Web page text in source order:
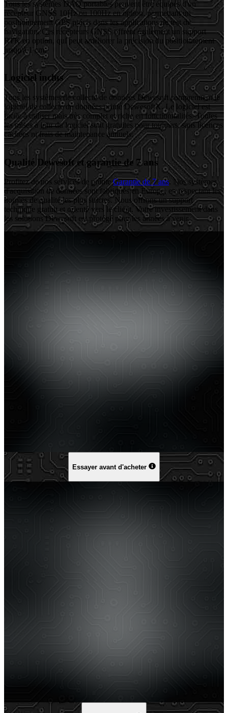
Tous les systèmes DAQ portables peuvent être équipés d'un
récepteur GNSS 10Hz ou 100Hz en option, permettant un
positionnement GPS précis dans les applications de test de
navigation. Ces récepteurs GNSS offrent également un support
RTK en option, qui peut améliorer la précision du positionnement
jusqu'à 1 cm.
Logiciel inclus
Tous les systèmes de collecte de données Dewesoft comprennent le
logiciel de collecte de données primé DewesoftX. Le logiciel est
facile à utiliser mais très complet et riche en fonctionnalités. Toutes
les mises à jour du logiciel sont gratuites pour toujours, sans licences
cachées ni frais de maintenance annuels.
Qualité Dewesoft et garantie de 7 ans
Profitez de nos services de pointeGarantie de 7 ans. Nos systèmes
d'acquisition de données sont fabriqués en Europe, en respectant les
normes de qualité les plus strictes. Nous offrons un support
technique gratuit et orienté vers le client. Votre investissement dans
les solutions Dewesoft est protégé pour les années à venir.
Essayer avant d'acheter